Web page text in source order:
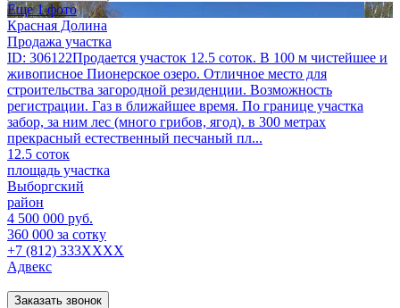
Еще 1 фото
Красная Долина
Продажа участка
ID: 306122Продается участок 12.5 соток. В 100 м чистейшее и
живописное Пионерское озеро. Отличное место для
строительства загородной резиденции. Возможность
регистрации. Газ в ближайшее время. По границе участка
забор, за ним лес (много грибов, ягод). в 300 метрах
прекрасный естественный песчаный пл...
12.5 соток
площадь участка
Выборгский
район
4 500 000 руб.
360 000 за сотку
+7 (812) 333XXXX
Адвекс
Заказать звонок